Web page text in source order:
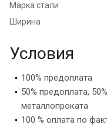
Марка стали
Ширина
Условия
100% предоплата
50% предоплата,
металлопроката
100 % оплата по